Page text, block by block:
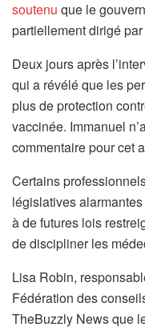
soutenu que le
partiellement dirigé
Deux jours après
qui a révélé que les
plus de protection
vaccinée. Immanuel
commentaire pour cet
Certains
législatives
à de futures lois
de discipliner les
Lisa Robin,
Fédération des
TheBuzzly News que